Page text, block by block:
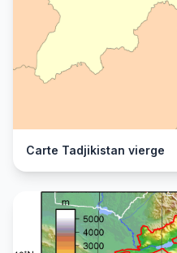
Carte Tadjikistan vierge